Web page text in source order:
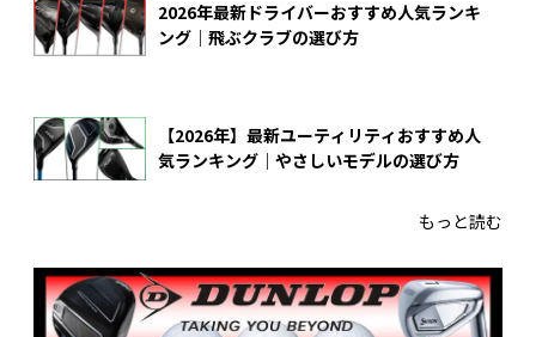
2026年最新ドライバーおすすめ人気ランキ
ング｜飛ぶクラブの選び方
【2026年】最新ユーティリティおすすめ人
気ランキング｜やさしいモデルの選び方
もっと読む